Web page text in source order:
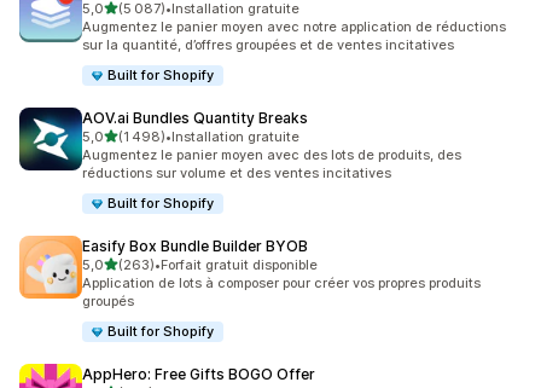
5,0étoile(s) sur 5
(5 087)
5087 avis au total
•Installation gratuite
Augmentez le panier moyen avec notre application de réductions
sur la quantité, d’offres groupées et de ventes incitatives
Built for Shopify
AOV.ai Bundles Quantity Breaks
5,0étoile(s) sur 5
(1 498)
1498 avis au total
•Installation gratuite
Augmentez le panier moyen avec des lots de produits, des
réductions sur volume et des ventes incitatives
Built for Shopify
Easify Box Bundle Builder BYOB
5,0étoile(s) sur 5
(263)
263 avis au total
•Forfait gratuit disponible
Application de lots à composer pour créer vos propres produits
groupés
Built for Shopify
AppHero: Free Gifts BOGO Offer